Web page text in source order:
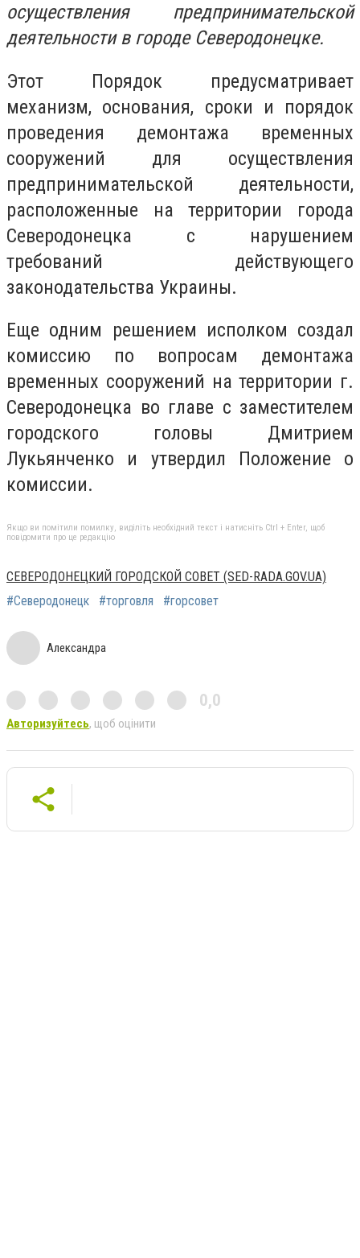
осуществления предпринимательской
деятельности в городе Северодонецке.
Этот Порядок предусматривает
механизм, основания, сроки и порядок
проведения демонтажа временных
сооружений для осуществления
предпринимательской деятельности,
расположенные на территории города
Северодонецка с нарушением
требований действующего
законодательства Украины.
Еще одним решением исполком создал
комиссию по вопросам демонтажа
временных сооружений на территории г.
Северодонецка во главе с заместителем
городского головы Дмитрием
Лукьянченко и утвердил Положение о
комиссии.
Якщо ви помітили помилку, виділіть необхідний текст і натисніть Ctrl + Enter, щоб
повідомити про це редакцію
СЕВЕРОДОНЕЦКИЙ ГОРОДСКОЙ СОВЕТ (SED-RADA.GOV.UA)
#Северодонецк
#торговля #горсовет
Александра
0,0
Авторизуйтесь, щоб оцінити